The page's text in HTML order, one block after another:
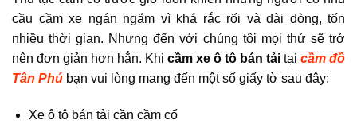
cầu cầm xe ngán ngẩm vì khá rắc rối và dài dòng, tốn
nhiều thời gian. Nhưng đến với chúng tôi mọi thứ sẽ trở
nên đơn giản hơn hẳn. Khi cầm xe ô tô bán tải tại cầm đồ
Tân Phú bạn vui lòng mang đến một số giấy tờ sau đây:
Xe ô tô bán tải cần cầm cố